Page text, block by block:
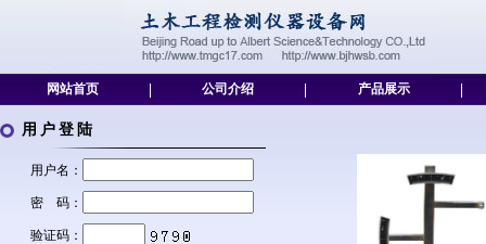
网站首页 公司介绍 产品展示
用户登陆
用户名：
密 码：
验证码：